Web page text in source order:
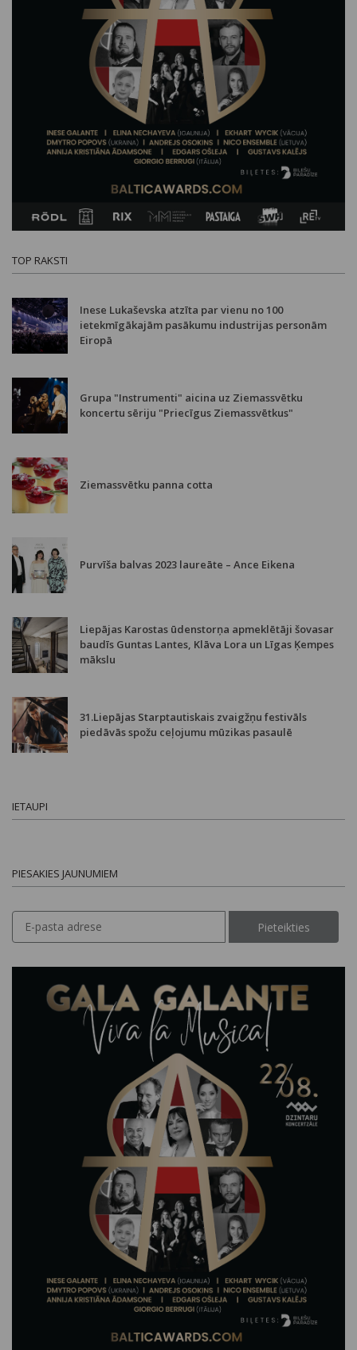
TOP RAKSTI
Inese Lukaševska atzīta par vienu no 100
ietekmīgākajām pasākumu industrijas personām
Eiropā
Grupa "Instrumenti" aicina uz Ziemassvētku
koncertu sēriju "Priecīgus Ziemassvētkus"
Ziemassvētku panna cotta
Purvīša balvas 2023 laureāte – Ance Eikena
Liepājas Karostas ūdenstorņa apmeklētāji šovasar
baudīs Guntas Lantes, Klāva Lora un Līgas Ķempes
mākslu
31.Liepājas Starptautiskais zvaigžņu festivāls
piedāvās spožu ceļojumu mūzikas pasaulē
IETAUPI
PIESAKIES JAUNUMIEM
Pieteikties